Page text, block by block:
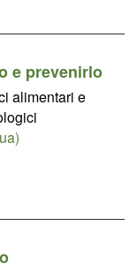
e prevenirlo
alimentari e